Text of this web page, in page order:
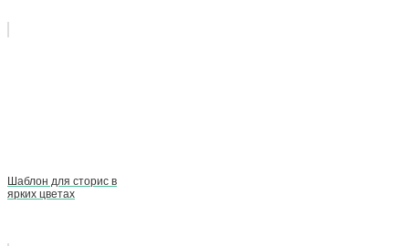
Шаблон для сторис в
ярких цветах